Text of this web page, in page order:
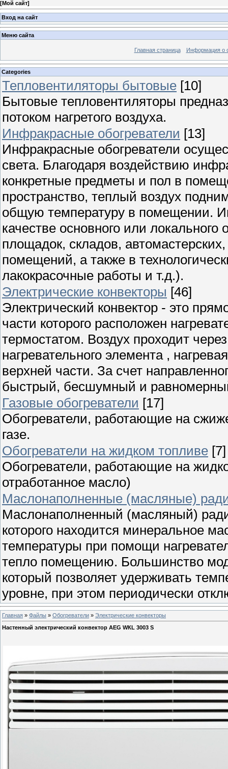
[Мой сайт]
Вход на сайт
Меню сайта
Главная страница Информация о
Categories
Тепловентиляторы бытовые [10]
Бытовые тепловентиляторы
потоком нагретого воздуха.
Инфракрасные обогреватели [13]
Инфракрасные обогреватели
света. Благодаря воздействию
конкретные предметы и пол в
пространство, теплый воздух
общую температуру в помещении.
качестве основного или
площадок, складов,
помещений, а также в
лакокрасочные работы и т.д.).
Электрические конвекторы [46]
Электрический конвектор - это
части которого расположен
термостатом. Воздух проходит
нагревательного элемента ,
верхней части. За счет
быстрый, бесшумный и
Газовые обогреватели [17]
Обогреватели, работающие на
газе.
Обогреватели на жидком топливе [7]
Обогреватели, работающие на
отработанное масло)
Маслонаполненные (масляные)
Маслонаполненный (масляный)
которого находится минеральное
температуры при помощи
тепло помещению. Большинство
который позволяет удерживать
уровне, при этом периодически
Главная » Файлы » Обогреватели » Электрические конвекторы
Настенный электрический конвектор AEG WКL 3003 S